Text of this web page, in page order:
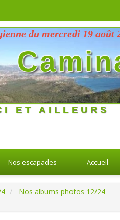
mercredi 19 août 2026
ET AILLEURS
Nos escapades Accueil
Nos albums photos 12/24